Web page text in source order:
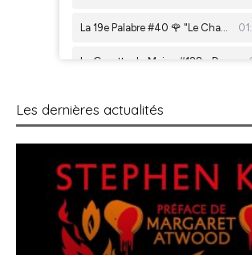
Les dernières actualités